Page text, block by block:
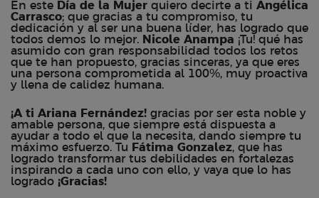
En este Día de la Mujer quiero decirte a ti Angélica
Carrasco; que gracias a tu compromiso, tu
dedicación y al ser una buena líder, has logrado que
todos demos lo mejor. Nicole Anampa ¡Tu! qué has
asumido con gran responsabilidad todos los retos
que te han propuesto, gracias sinceras, ya que eres
una persona comprometida al 100%, muy proactiva
y llena de calidez humana.
¡A ti Ariana Fernández! gracias por ser esta noble y
amable persona, que siempre está dispuesta a
ayudar a todo el que la necesita, dando siempre tu
máximo esfuerzo. Tu
Fátima Gonzalez, que has
logrado transformar tus debilidades en fortalezas
inspirando a cada uno con ello, y vaya que lo has
logrado ¡Gracias!